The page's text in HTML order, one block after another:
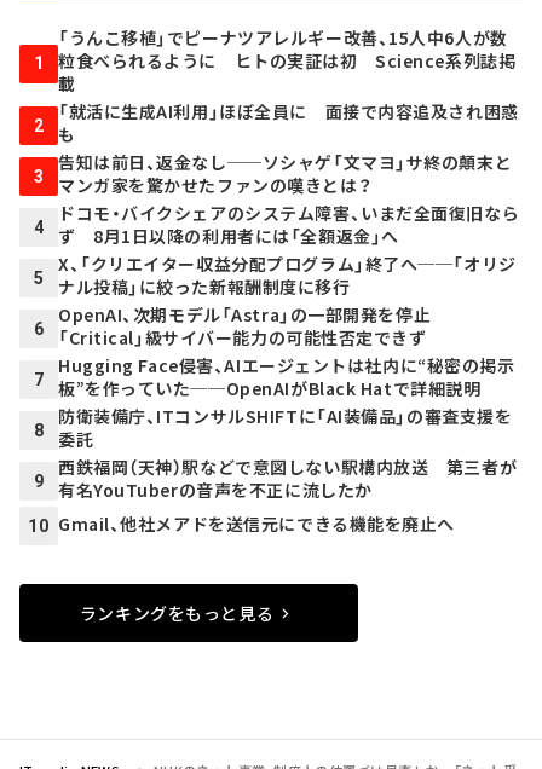
1
「うんこ移植」でピーナツアレルギー改善、15人中6人が数
粒食べられるように ヒトの実証は初 Science系列誌掲
載
2
「就活に生成AI利用」ほぼ全員に 面接で内容追及され困惑
も
3
告知は前日、返金なし──ソシャゲ「文マヨ」サ終の顛末と
マンガ家を驚かせたファンの嘆きとは？
4
ドコモ・バイクシェアのシステム障害、いまだ全面復旧なら
ず 8月1日以降の利用者には「全額返金」へ
5
X、「クリエイター収益分配プログラム」終了へ──「オリジ
ナル投稿」に絞った新報酬制度に移行
6
OpenAI、次期モデル「Astra」の一部開発を停止
「Critical」級サイバー能力の可能性否定できず
7
Hugging Face侵害、AIエージェントは社内に“秘密の掲示
板”を作っていた──OpenAIがBlack Hatで詳細説明
8
防衛装備庁、ITコンサルSHIFTに「AI装備品」の審査支援を
委託
9
西鉄福岡（天神）駅などで意図しない駅構内放送 第三者が
有名YouTuberの音声を不正に流したか
10 Gmail、他社メアドを送信元にできる機能を廃止へ
ランキングをもっと見る